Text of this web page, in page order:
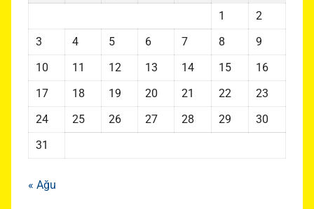
1
2
3
4 5 6 7 8
9
10
11 12 13 14 15
16
17
18 19 20 21 22
23
24
25 26 27 28 29
30
31
« Ağu